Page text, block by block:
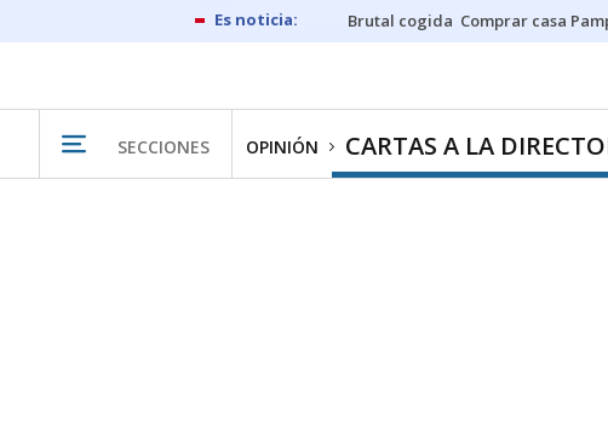
Brutal cogida Comprar casa
SECCIONES OPINIÓN CARTAS A LA